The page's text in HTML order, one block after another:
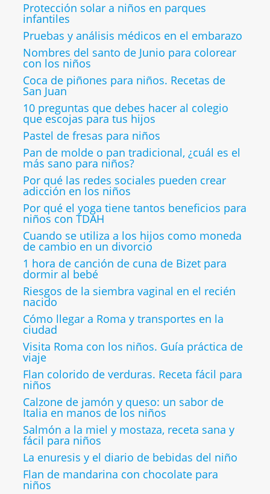
Protección solar a niños en parques
infantiles
Pruebas y análisis médicos en el embarazo
Nombres del santo de Junio para colorear
con los niños
Coca de piñones para niños. Recetas de
San Juan
10 preguntas que debes hacer al colegio
que escojas para tus hijos
Pastel de fresas para niños
Pan de molde o pan tradicional, ¿cuál es el
más sano para niños?
Por qué las redes sociales pueden crear
adicción en los niños
Por qué el yoga tiene tantos beneficios para
niños con TDAH
Cuando se utiliza a los hijos como moneda
de cambio en un divorcio
1 hora de canción de cuna de Bizet para
dormir al bebé
Riesgos de la siembra vaginal en el recién
nacido
Cómo llegar a Roma y transportes en la
ciudad
Visita Roma con los niños. Guía práctica de
viaje
Flan colorido de verduras. Receta fácil para
niños
Calzone de jamón y queso: un sabor de
Italia en manos de los niños
Salmón a la miel y mostaza, receta sana y
fácil para niños
La enuresis y el diario de bebidas del niño
Flan de mandarina con chocolate para
niños